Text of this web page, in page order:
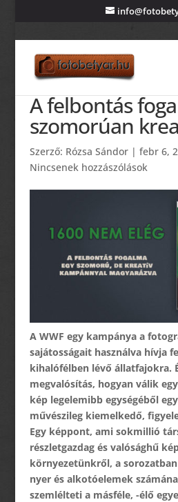
A felbontás
szomorúan
Szerző: Rózsa Sándor| febr 6,
Nincsenek hozzászólások
A WWF egy kampánya a
sajátosságait használva hívja
kihalófélben lévő állatfajokra.
megvalósítás, hogyan válik
kép legelemibb egységéből
művészileg kiemelkedő,
Egy képpont, ami sokmillió
részletgazdag és valósághű
környezetünkről, a
nyer és alkotóelemek
szemlélteti a másféle, -élő